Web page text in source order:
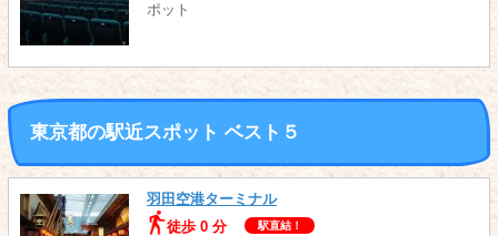
ポット
東京都の駅近スポット ベスト５
羽田空港ターミナル
徒歩 0 分
駅直結！